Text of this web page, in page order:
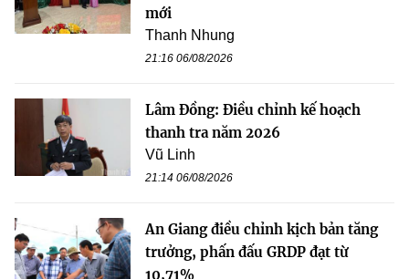
mới
Thanh Nhung
21:16 06/08/2026
Lâm Đồng: Điều chỉnh kế hoạch
thanh tra năm 2026
Vũ Linh
21:14 06/08/2026
An Giang điều chỉnh kịch bản tăng
trưởng, phấn đấu GRDP đạt từ
10,71%